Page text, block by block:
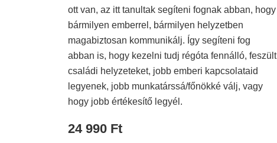
ott van, az itt tanultak segíteni fognak abban, hogy
bármilyen emberrel, bármilyen helyzetben
magabiztosan kommunikálj. Így segíteni fog
abban is, hogy kezelni tudj régóta fennálló, feszült
családi helyzeteket, jobb emberi kapcsolataid
legyenek, jobb munkatárssá/főnökké válj, vagy
hogy jobb értékesítő legyél.
24 990 Ft